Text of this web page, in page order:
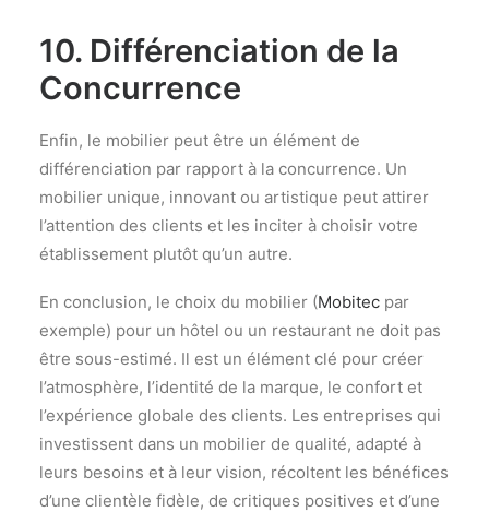
10. Différenciation de la
Concurrence
Enfin, le mobilier peut être un élément de
différenciation par rapport à la concurrence. Un
mobilier unique, innovant ou artistique peut attirer
l’attention des clients et les inciter à choisir votre
établissement plutôt qu’un autre.
En conclusion, le choix du mobilier (Mobitec par
exemple) pour un hôtel ou un restaurant ne doit pas
être sous-estimé. Il est un élément clé pour créer
l’atmosphère, l’identité de la marque, le confort et
l’expérience globale des clients. Les entreprises qui
investissent dans un mobilier de qualité, adapté à
leurs besoins et à leur vision, récoltent les bénéfices
d’une clientèle fidèle, de critiques positives et d’une